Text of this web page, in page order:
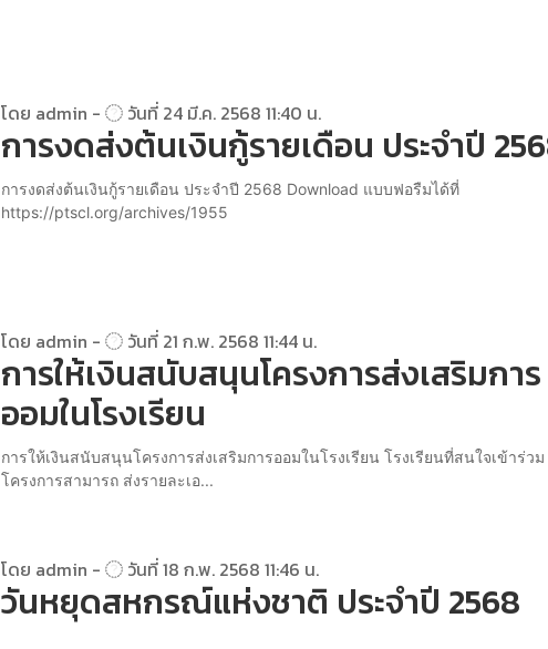
โดย admin - วันที่ 24 มี.ค. 2568 11:40 น.
การงดส่งต้นเงินกู้รายเดือน ประจำปี
การงดส่งต้นเงินกู้รายเดือน ประจำปี 2568 Download แบบฟอรืมได้ที่
https://ptscl.org/archives/1955
โดย admin - วันที่ 21 ก.พ. 2568 11:44 น.
การให้เงินสนับสนุนโครงการส่งเสริมการ
ออมในโรงเรียน
การให้เงินสนับสนุนโครงการส่งเสริมการออมในโรงเรียน โรงเรียนที่สนใจเข้าร่วม
โครงการสามารถ ส่งรายละเอ...
โดย admin - วันที่ 18 ก.พ. 2568 11:46 น.
วันหยุดสหกรณ์แห่งชาติ ประจำปี 2568